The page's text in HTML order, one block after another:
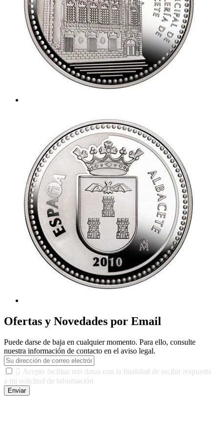
Ofertas y Novedades por Email
Puede darse de baja en cualquier momento. Para ello, consulte
nuestra información de contacto en el aviso legal.
 Acepto facilitar mis datos con la finalidad de recibir respuesta
a mi solicitud de información
Enviar